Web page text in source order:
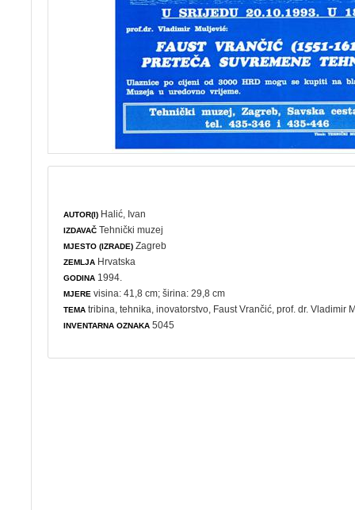
AUTOR(I) Halić, Ivan
IZDAVAČ Tehnički muzej
MJESTO (IZRADE) Zagreb
ZEMLJA Hrvatska
GODINA 1994.
MJERE visina: 41,8 cm; širina: 29,8 cm
TEMA tribina ,tehnika ,inovatorstvo , Faust Vrančić, prof. dr. Vladimir
INVENTARNA OZNAKA 5045